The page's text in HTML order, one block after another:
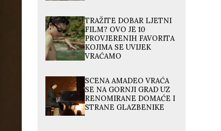
TRAŽITE DOBAR LJETNI
FILM? OVO JE 10
PROVJERENIH FAVORITA
KOJIMA SE UVIJEK
VRAĆAMO
SCENA AMADEO VRAĆA
SE NA GORNJI GRAD UZ
RENOMIRANE DOMAĆE I
STRANE GLAZBENIKE